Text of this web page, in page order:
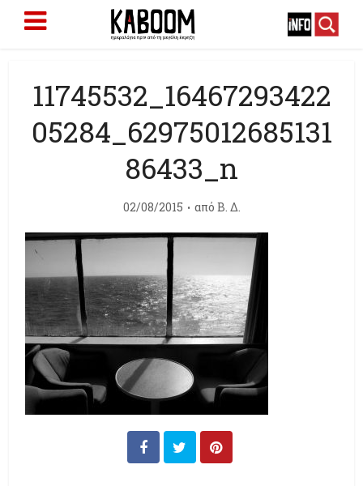
11745532_16467293422
05284_62975012685131
86433_n
02/08/2015 από Β. Δ.